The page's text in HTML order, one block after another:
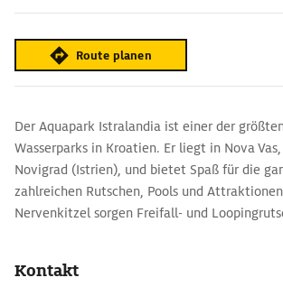
Route planen
Der Aquapark Istralandia ist einer der
Wasserparks in Kroatien. Er liegt in Nova
Novigrad (Istrien), und bietet Spaß für die
zahlreichen Rutschen, Pools und
Nervenkitzel sorgen Freifall- und
und Chill-Out-Zonen. Mehrere Restaurants,
Kontakt